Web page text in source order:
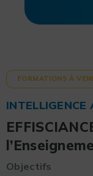
FORMATIONS À
INTELLIGENCE
Objectifs